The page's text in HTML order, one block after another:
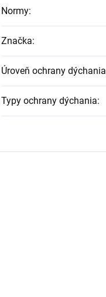
Normy:
Značka:
Úroveň ochrany dýchania
Typy ochrany dýchania: